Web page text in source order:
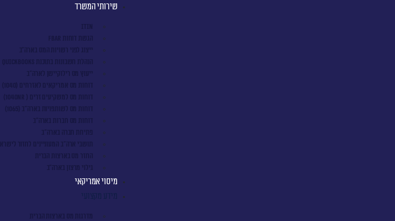
שירותי המשרד
הגשת דוחות FBAR
ייצוג לפני רשויות המס בארה"ב
הנהלת חשבונות בתוכנת QuickBooks
ייעוץ מס רילוקיישן לארה"ב
דוחות מס אמריקאים לאזרחים (1040)
דוחות מס למשקיעים זרים ( 1040NR)
דוחות מס לשותפויות בארה"ב (1065)
דוחות מס חברות בארה"ב
פתיחת חברה בארה"ב
תושבי ארה"ב המעוניינים לחזור לישראל
החזר מס בארצות הברית
גילוי מרצון בארה"ב
מיסוי אמריקאי
מדרגות מס בארצות הברית